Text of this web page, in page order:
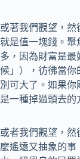
或著我們觀望，
就是值一塊錢。聚
多，因為財富是
候」），彷彿當你
別可大了。如果你
是一種掉過頭去的
或者我們觀望，
麼遙遠又抽象的事